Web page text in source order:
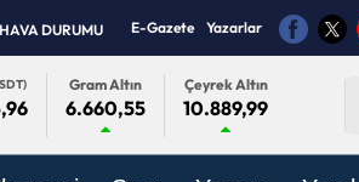
DURUMU E-Gazete Yazarlar
Gram Altın
6.660,55
Çeyrek Altın
10.889,99